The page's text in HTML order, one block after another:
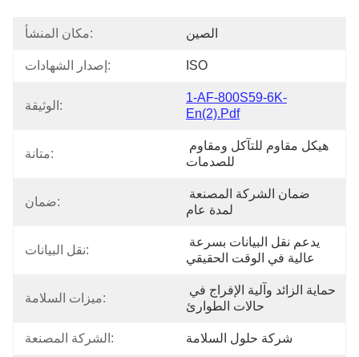
مكان المنشأ: الصين
إصدار الشهادات: ISO
الوثيقة:
1-AF-800S59-6K-
En(2).pdf
متانة:
للصدمات
ضمان:
لمدة عام
نقل البيانات:
عالية في الوقت الحقيقي
ميزات السلامة:
حالات الطوارئ
الشركة المصنعة: شركة حلول السلامة